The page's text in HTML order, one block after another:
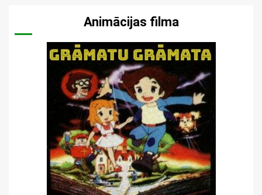
Animācijas filma